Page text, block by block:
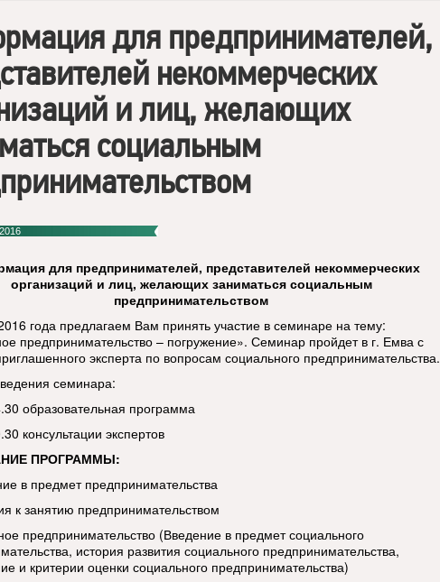
для предпринимателей,
некоммерческих
и лиц, желающих
социальным
для предпринимателей, представителей некоммерческих
организаций и лиц, желающих заниматься социальным
предпринимательством
года предлагаем Вам принять участие в семинаре на тему:
предпринимательство – погружение». Семинар пройдет в г. Емва с
эксперта по вопросам социального предпринимательства.
семинара:
образовательная программа
консультации экспертов
ПРОГРАММЫ:
в предмет предпринимательства
к занятию предпринимательством
предпринимательство (Введение в предмет социального
история развития социального предпринимательства,
и критерии оценки социального предпринимательства)